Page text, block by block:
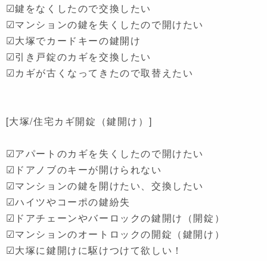
☑鍵をなくしたので交換したい
☑マンションの鍵を失くしたので開けたい
☑大塚でカードキーの鍵開け
☑引き戸錠のカギを交換したい
☑カギが古くなってきたので取替えたい
[大塚/住宅カギ開錠（鍵開け）]
☑アパートのカギを失くしたので開けたい
☑ドアノブのキーが開けられない
☑マンションの鍵を開けたい、交換したい
☑ハイツやコーポの鍵紛失
☑ドアチェーンやバーロックの鍵開け（開錠）
☑マンションのオートロックの開錠（鍵開け）
☑大塚に鍵開けに駆けつけて欲しい！